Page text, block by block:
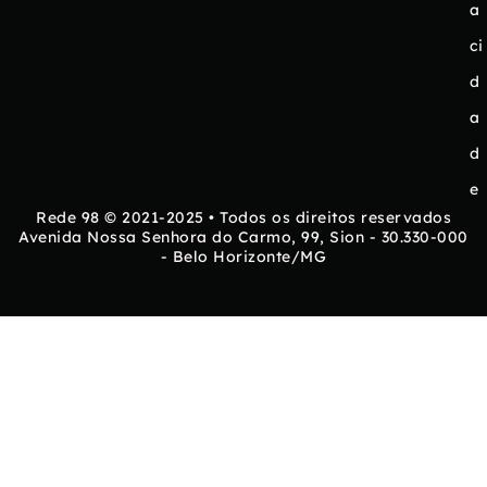
a
ci
d
a
d
e
Rede 98 © 2021-2025 • Todos os direitos reservados
Avenida Nossa Senhora do Carmo, 99, Sion - 30.330-000
- Belo Horizonte/MG